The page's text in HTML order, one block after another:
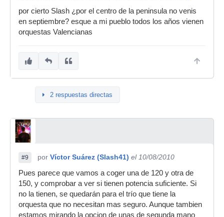
por cierto Slash ¿por el centro de la peninsula no venis
en septiembre? esque a mi pueblo todos los años vienen
orquestas Valencianas
2 respuestas directas
#9 por Víctor Suárez (Slash41) el 10/08/2010
Pues parece que vamos a coger una de 120 y otra de
150, y comprobar a ver si tienen potencia suficiente. Si
no la tienen, se quedarán para el trío que tiene la
orquesta que no necesitan mas seguro. Aunque tambien
estamos mirando la opcion de unas de segunda mano